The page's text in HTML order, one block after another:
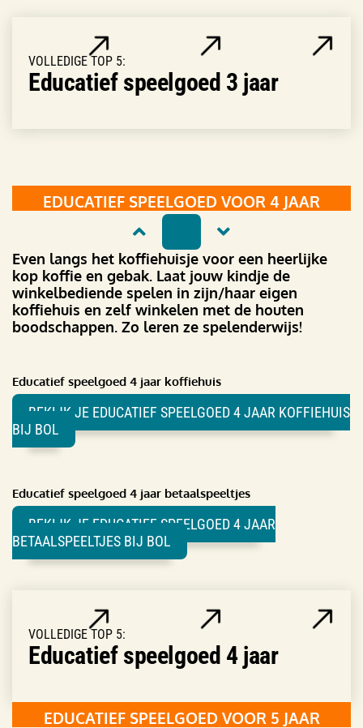
VOLLEDIGE TOP 5:
Educatief speelgoed 3 jaar
EDUCATIEF SPEELGOED VOOR 4 JAAR
Even langs het koffiehuisje voor een heerlijke
kop koffie en gebak. Laat jouw kindje de
winkelbediende spelen in zijn/haar eigen
koffiehuis en zelf winkelen met de houten
boodschappen. Zo leren ze spelenderwijs!
Educatief speelgoed 4 jaar koffiehuis
BEKIJK JE EDUCATIEF SPEELGOED 4 JAAR KOFFIEHUIS
BIJ BOL
Educatief speelgoed 4 jaar betaalspeeltjes
BEKIJK JE EDUCATIEF SPEELGOED 4 JAAR
BETAALSPEELTJES BIJ BOL
VOLLEDIGE TOP 5:
Educatief speelgoed 4 jaar
EDUCATIEF SPEELGOED VOOR 5 JAAR